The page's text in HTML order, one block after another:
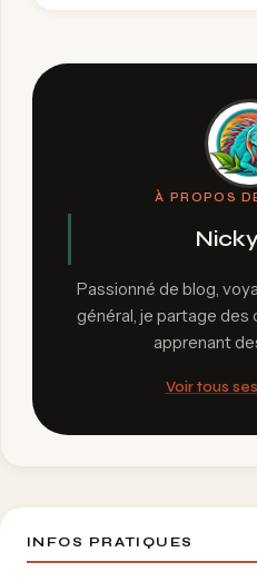
À PROPOS
Passionné de blog,
général, je partage des
apprenant
Voir tous
INFOS PRATIQUES